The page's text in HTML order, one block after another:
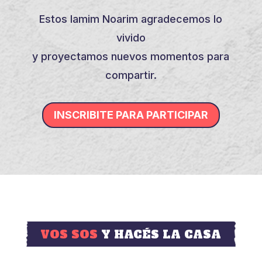
Estos Iamim Noarim agradecemos lo
vivido
y proyectamos nuevos momentos para
compartir.
INSCRIBITE PARA PARTICIPAR
VOS SOS Y HACÉS LA CASA